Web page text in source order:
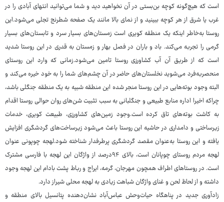
است که هیچ‌گونه کوچه بن‌بستی در آن نخواهید دید و شما می‌توانید انتهای آبادی را در
غرب یا شرق از هر کوچه ببینید و از نمای بالا مانند یک صفحه شطرنج تجلی می‌شود.این
روستا به‌خاطر اینکه یک منطقه کویری است زمستان‌های بسیار سرد و تابستان‌های بسیار
گرمی را تجربه می‌کند. باد و باران در فصل بهار و زمستان به قدری در این روستا شدید
است که از طریق آن آب کشاورزی روستا تامین می‌شود.زمانی که وارد این روستای
منحصربه‌فرد می‌شوید نخلستان‌های حاضر در آن چشم‌های شما را به خود خیره می‌کند و
البته وجود بوته‌هایی در این روستا منجر شده این منطقه شبیه به یک منطقه جنگلی باشد،
چراکه اخیرا اداره منابع طبیعی و جنگلبانی به سبب تثبیت شن‌های روان حوالی روستا اقدام
به کاشت بوته‌های تاق کرده است.وجود زمین‌های کشاورزی، طبیعت کویری، خدمات
زیرساختی و دامداری در حاشیه این روستا باعث می‌شود زیرساخت‌های گردشگری افزایش
یافته و این روستا به‌عنوان مقصد گردشگری پرطرفدار شناخته شود.لهجه چوپونی عنوان
لهجه مردم روستای چوپانان است، بالای ۹۴درصد از واژگان این لهجه با فارسی مشترک
است. در روستاهای اطراف همچون مهرجان، گرمه، ایراج و رباط پشت بادام این لهجه وجود
داشته و از لحاظ لحن و غنای واژگان شباهت زیادی به لهجه محلی شیراز دارد.
زادآوری جدید در پناهگاه حیات‌وحش عباس‌آباد نشان‌دهنده پتانسیل بالای منطقه و